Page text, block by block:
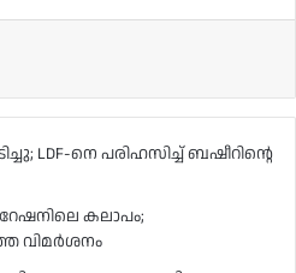
LDF-നെ പരിഹസിച്ച് ബഷീറിന്റെ
കലാപം;
വിമർശനം